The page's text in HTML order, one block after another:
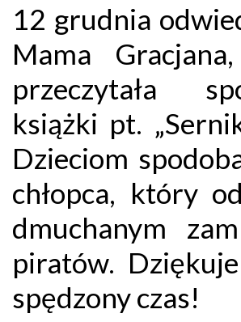
12 grudnia
Mama
przeczytała
książki pt.
Dzieciom
chłopca, który
dmuchanym
piratów.
spędzony czas!